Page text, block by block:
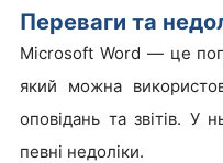
Переваги та
Microsoft Word — це
який можна
оповідань та звітів. У
певні недоліки.